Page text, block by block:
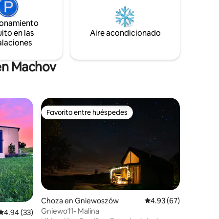
los
con pantalla para ver películas o
presentaciones corporativas. Playstation
4 Pro y minibar también están
en las
Aire acondicionado
Machov
promedio: 4.94 de 5, 33 reseñas
4.94 (33)
Favorito entre huéspedes
Favorito entre huéspedes
Choza en Gniewoszów Calificación
4.93 (67)
Gniewo11- Malina